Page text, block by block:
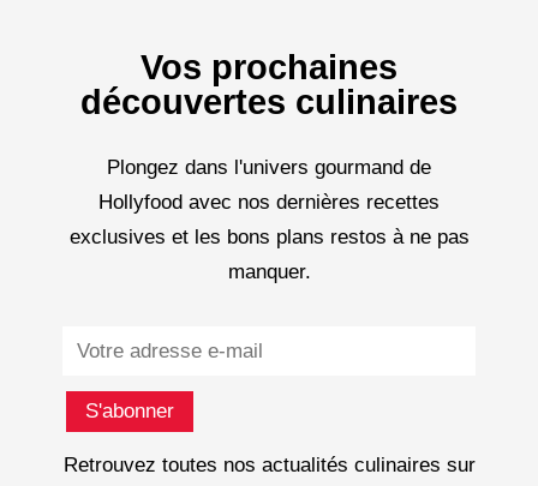
Vos prochaines
découvertes culinaires
Plongez dans l'univers gourmand de
Hollyfood avec nos dernières recettes
exclusives et les bons plans restos à ne pas
manquer.
S'abonner
Retrouvez toutes nos actualités culinaires sur